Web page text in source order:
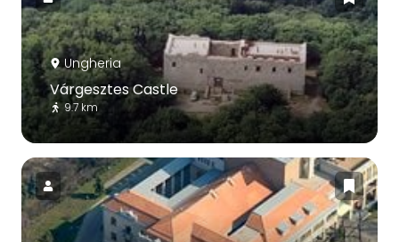
Ungheria
Várgesztes Castle
9.7 km